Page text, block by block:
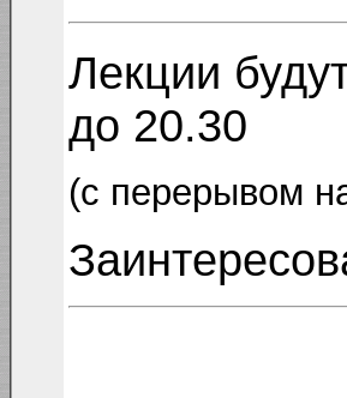
Лекции
до 20.30
(с перерывом